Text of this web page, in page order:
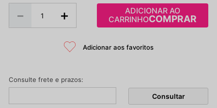
＋
－
ADICIONAR AO
CARRINHO